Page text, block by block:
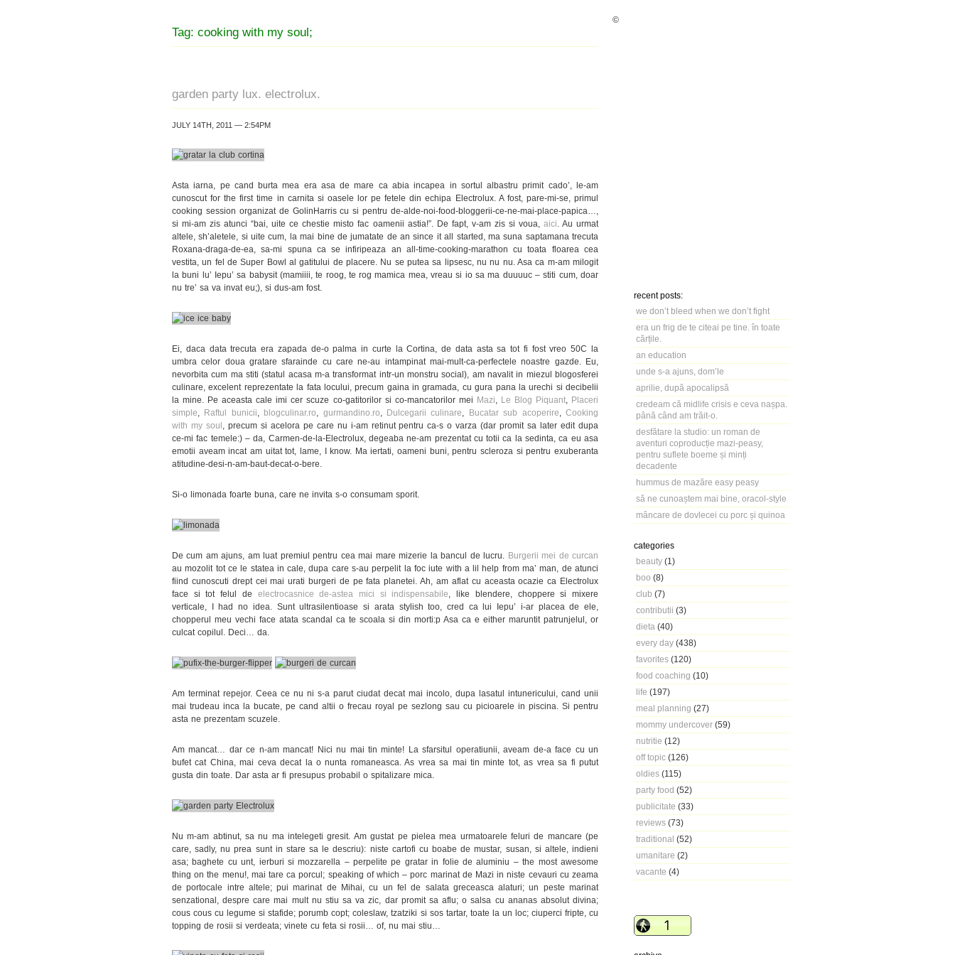
recent posts:
we don’t bleed when we don’t fight
era un frig de te citeai pe tine. în toate
cărțile.
an education
unde s-a ajuns, dom’le
aprilie, după apocalipsă
credeam că midlife crisis e ceva nașpa.
până când am trăit-o.
desfătare la studio: un roman de
aventuri coproducție mazi-peasy,
pentru suflete boeme și minți
decadente
hummus de mazăre easy peasy
să ne cunoaștem mai bine, oracol-style
mâncare de dovlecei cu porc și quinoa
categories
beauty (1)
boo (8)
club (7)
contributii (3)
dieta (40)
every day (438)
favorites (120)
food coaching (10)
life (197)
meal planning (27)
mommy undercover (59)
nutritie (12)
off topic (126)
oldies (115)
party food (52)
publicitate (33)
reviews (73)
traditional (52)
umanitare (2)
vacante (4)
Tag: cooking with my soul;
garden party lux. electrolux.
JULY 14TH, 2011 — 2:54PM
Asta iarna, pe cand burta mea era asa de mare ca abia incapea in sortul albastru primit cado’, le-am
cunoscut for the first time in carnita si oasele lor pe fetele din echipa Electrolux. A fost, pare-mi-se, primul
cooking session organizat de GolinHarris cu si pentru de-alde-noi-food-bloggerii-ce-ne-mai-place-papica…,
si mi-am zis atunci “bai, uite ce chestie misto fac oamenii astia!”. De fapt, v-am zis si voua, aici . Au urmat
altele, sh’aletele, si uite cum, la mai bine de jumatate de an since it all started, ma suna saptamana trecuta
Roxana-draga-de-ea, sa-mi spuna ca se infiripeaza an all-time-cooking-marathon cu toata floarea cea
vestita, un fel de Super Bowl al gatitului de placere. Nu se putea sa lipsesc, nu nu nu. Asa ca m-am milogit
la buni lu’ Iepu’ sa babysit (mamiiii, te roog, te rog mamica mea, vreau si io sa ma duuuuc – stiti cum, doar
nu tre’ sa va invat eu;), si dus-am fost.
Ei, daca data trecuta era zapada de-o palma in curte la Cortina, de data asta sa tot fi fost vreo 50C la
umbra celor doua gratare sfarainde cu care ne-au intampinat mai-mult-ca-perfectele noastre gazde. Eu,
nevorbita cum ma stiti (statul acasa m-a transformat intr-un monstru social), am navalit in miezul blogosferei
culinare, excelent reprezentate la fata locului, precum gaina in gramada, cu gura pana la urechi si decibelii
la mine. Pe aceasta cale imi cer scuze co-gatitorilor si co-mancatorilor mei Mazi Le Blog Piquant, Placeri
simple
Raftul bunicii blogculinar.ro gurmandino.ro Dulcegarii culinare Bucatar sub acoperire ,Cooking
with my soul , precum si acelora pe care nu i-am retinut pentru ca-s o varza (dar promit sa later edit dupa
ce-mi fac temele:) – da, Carmen-de-la-Electrolux, degeaba ne-am prezentat cu totii ca la sedinta, ca eu asa
emotii aveam incat am uitat tot, lame, I know. Ma iertati, oameni buni, pentru scleroza si pentru exuberanta
atitudine-desi-n-am-baut-decat-o-bere.
Si-o limonada foarte buna, care ne invita s-o consumam sporit.
De cum am ajuns, am luat premiul pentru cea mai mare mizerie la bancul de lucru.
Burgerii mei de curcan
au mozolit tot ce le statea in cale, dupa care s-au perpelit la foc iute with a lil help from ma’ man, de atunci
fiind cunoscuti drept cei mai urati burgeri de pe fata planetei. Ah, am aflat cu aceasta ocazie ca Electrolux
face si tot felul de electrocasnice de-astea mici si indispensabile
, like blendere, choppere si mixere
verticale, I had no idea. Sunt ultrasilentioase si arata stylish too, cred ca lui Iepu’ i-ar placea de ele,
chopperul meu vechi face atata scandal ca te scoala si din morti:p Asa ca e either maruntit patrunjelul, or
culcat copilul. Deci… da.
Am terminat repejor. Ceea ce nu ni s-a parut ciudat decat mai incolo, dupa lasatul intunericului, cand unii
mai trudeau inca la bucate, pe cand altii o frecau royal pe sezlong sau cu picioarele in piscina. Si pentru
asta ne prezentam scuzele.
Am mancat… dar ce n-am mancat! Nici nu mai tin minte! La sfarsitul operatiunii, aveam de-a face cu un
bufet cat China, mai ceva decat la o nunta romaneasca. As vrea sa mai tin minte tot, as vrea sa fi putut
gusta din toate. Dar asta ar fi presupus probabil o spitalizare mica.
Nu m-am abtinut, sa nu ma intelegeti gresit. Am gustat pe pielea mea urmatoarele feluri de mancare (pe
care, sadly, nu prea sunt in stare sa le descriu): niste cartofi cu boabe de mustar, susan, si altele, indieni
asa; baghete cu unt, ierburi si mozzarella – perpelite pe gratar in folie de aluminiu – the most awesome
thing on the menu!, mai tare ca porcul; speaking of which – porc marinat de Mazi in niste cevauri cu zeama
de portocale intre altele; pui marinat de Mihai, cu un fel de salata greceasca alaturi; un peste marinat
senzational, despre care mai mult nu stiu sa va zic, dar promit sa aflu; o salsa cu ananas absolut divina;
cous cous cu legume si stafide; porumb copt; coleslaw, tzatziki si sos tartar, toate la un loc; ciuperci fripte, cu
topping de rosii si verdeata; vinete cu feta si rosii… of, nu mai stiu…
©